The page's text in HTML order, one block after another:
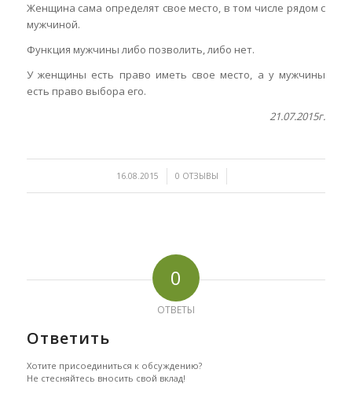
Женщина сама определят свое место, в том числе рядом с
мужчиной.
Функция мужчины либо позволить, либо нет.
У женщины есть право иметь свое место, а у мужчины
есть право выбора его.
21.07.2015г.
16.08.2015
/ 0 ОТЗЫВЫ
/
0
ОТВЕТЫ
Ответить
Хотите присоединиться к обсуждению?
Не стесняйтесь вносить свой вклад!